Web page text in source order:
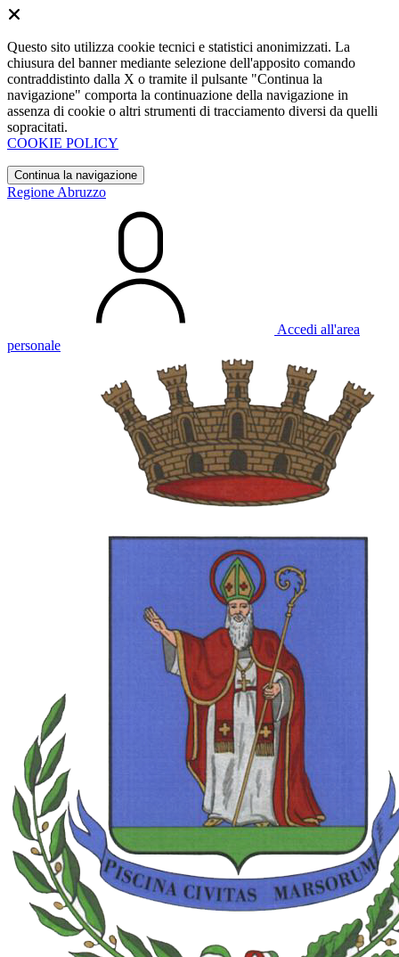
Questo sito utilizza cookie tecnici e statistici anonimizzati. La
chiusura del banner mediante selezione dell'apposito comando
contraddistinto dalla X o tramite il pulsante "Continua la
navigazione" comporta la continuazione della navigazione in
assenza di cookie o altri strumenti di tracciamento diversi da quelli
sopracitati.
COOKIE POLICY
Continua la navigazione
Regione Abruzzo
Accedi all'area
personale